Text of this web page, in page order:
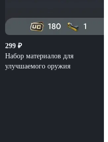
299 ₽
Набор материалов для
улучшаемого оружия